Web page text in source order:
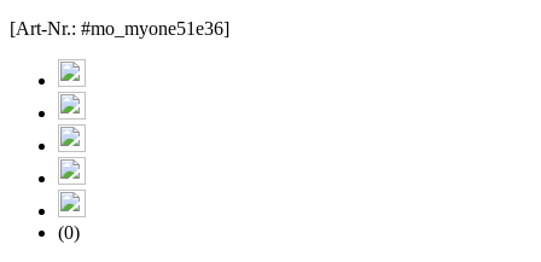
[Art-Nr.: #mo_myone51e36]
(0)